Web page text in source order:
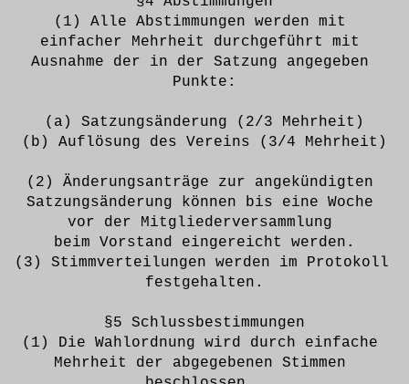
(1) Alle Abstimmungen werden mit
einfacher Mehrheit durchgeführt mit
Ausnahme der in der Satzung angegeben
Punkte:
(a) Satzungsänderung (2/3 Mehrheit)
(b) Auflösung des Vereins (3/4 Mehrheit)
(2) Änderungsanträge zur angekündigten
Satzungsänderung können bis eine Woche
vor der Mitgliederversammlung
beim Vorstand eingereicht werden.
(3) Stimmverteilungen werden im Protokoll
festgehalten.
§5 Schlussbestimmungen
(1) Die Wahlordnung wird durch einfache
Mehrheit der abgegebenen Stimmen